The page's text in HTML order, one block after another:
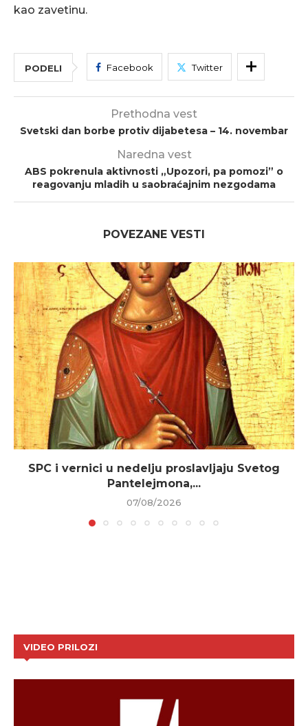
kao zavetinu.
PODELI Facebook Twitter
Prethodna vest
Svetski dan borbe protiv dijabetesa – 14. novembar
Naredna vest
ABS pokrenula aktivnosti „Upozori, pa pomozi” o
reagovanju mladih u saobraćajnim nezgodama
POVEZANE VESTI
SPC i vernici u nedelju proslavljaju Svetog
Pantelejmona,...
07/08/2026
VIDEO PRILOZI